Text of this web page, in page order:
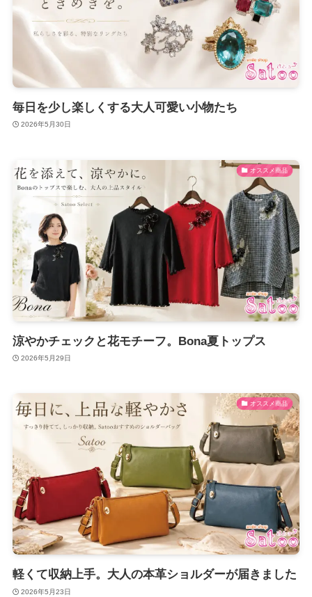
毎日を少し楽しくする大人可愛い小物たち
2026年5月30日
オススメ商品
涼やかチェックと花モチーフ。Bona夏トップス
2026年5月29日
オススメ商品
軽くて収納上手。大人の本革ショルダーが届きました
2026年5月23日